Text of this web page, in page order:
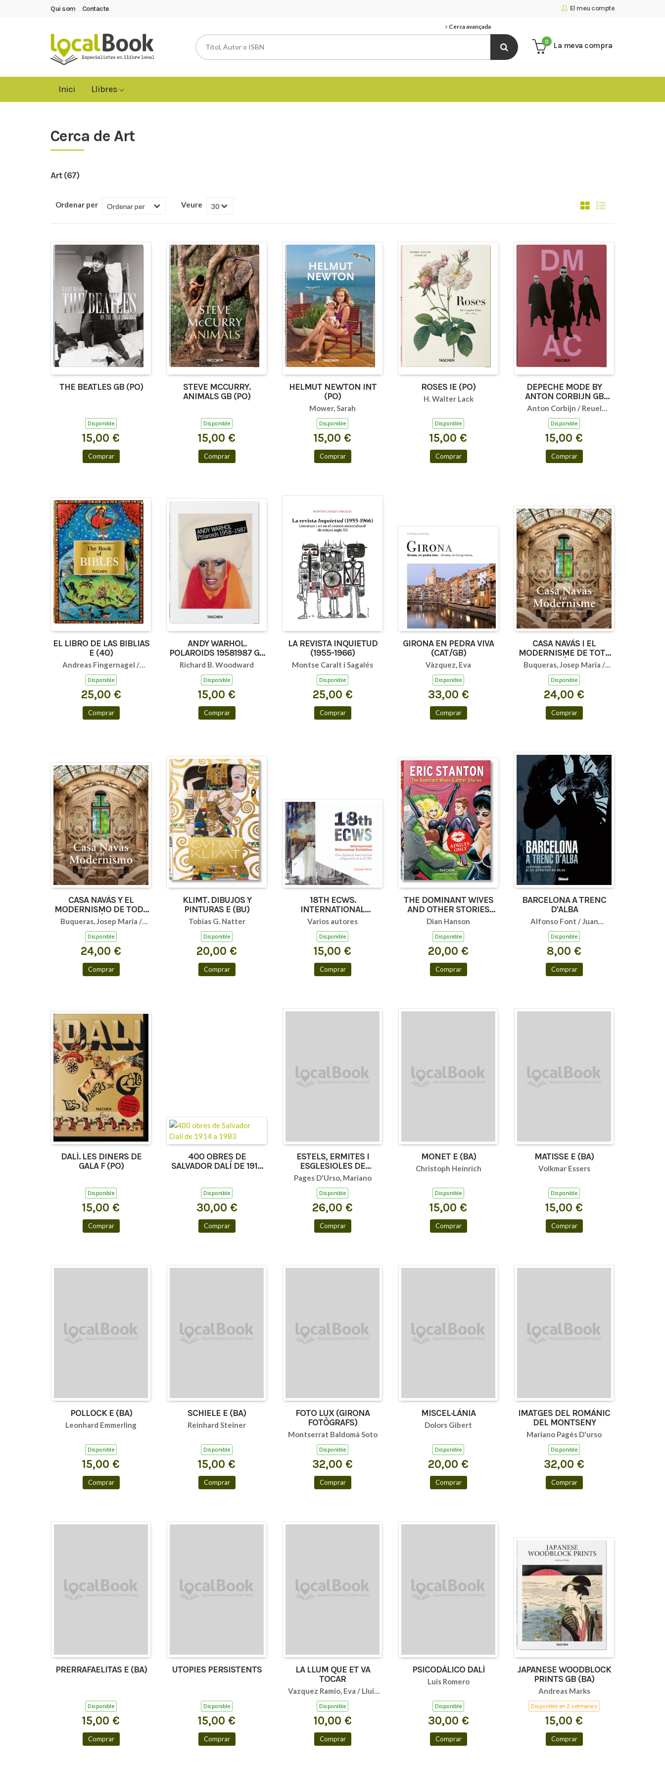
El meu compte
Qui som Contacte
Cerca avançada
La meva compra
0
Inici Llibres
Cerca de Art
Art (67)
Ordenar per Veure
THE BEATLES GB (PO)
Disponible
15,00 €
Comprar
STEVE MCCURRY.
ANIMALS GB (PO)
Disponible
15,00 €
Comprar
HELMUT NEWTON INT
(PO)
Mower, Sarah
Disponible
15,00 €
Comprar
ROSES IE (PO)
H. Walter Lack
Disponible
15,00 €
Comprar
DEPECHE MODE BY
ANTON CORBIJN GB
(PO)
Anton Corbijn / Reuel
Golden
Disponible
15,00 €
Comprar
EL LIBRO DE LAS BIBLIAS
E (40)
Andreas Fingernagel /
Christian Gastgeber /
Stephan Füssel
Disponible
25,00 €
Comprar
ANDY WARHOL.
POLAROIDS 19581987 GB
(PO)
Richard B. Woodward
Disponible
15,00 €
Comprar
LA REVISTA INQUIETUD
(1955-1966)
Montse Caralt i Sagalés
Disponible
25,00 €
Comprar
GIRONA EN PEDRA VIVA
(CAT/GB)
Vàzquez, Eva
Disponible
33,00 €
Comprar
CASA NAVÀS I EL
MODERNISME DE TOTA
LA PROVÍNCIA DE
TARRAGONA CAT/GB
Buqueras, Josep Maria /
Capdevila, Joan / Duch, Joan
Disponible
24,00 €
Comprar
CASA NAVÀS Y EL
MODERNISMO DE TODA
LA PROVÍNCIA DE
TARRAGONA ESP/FR
Buqueras, Josep Maria /
Capdevila, Joan / Duch, Joan
Disponible
24,00 €
Comprar
KLIMT. DIBUJOS Y
PINTURAS E (BU)
Tobias G. Natter
Disponible
20,00 €
Comprar
18TH ECWS.
INTERNATIONAL
WATERCOLOUR
EXHIBITION
Varios autores
Disponible
15,00 €
Comprar
THE DOMINANT WIVES
AND OTHER STORIES
INT (KO)
Dian Hanson
Disponible
20,00 €
Comprar
BARCELONA A TRENC
D'ALBA
Alfonso Font / Juan
Antonio de Blas
Disponible
8,00 €
Comprar
DALÍ. LES DINERS DE
GALA F (PO)
Disponible
15,00 €
Comprar
400 OBRES DE
SALVADOR DALÍ DE 1914
Disponible
30,00 €
Comprar
ESTELS, ERMITES I
ESGLESIOLES DE
COLLSEROLA
Pages D'Urso, Mariano
Disponible
26,00 €
Comprar
MONET E (BA)
Christoph Heinrich
Disponible
15,00 €
Comprar
MATISSE E (BA)
Volkmar Essers
Disponible
15,00 €
Comprar
POLLOCK E (BA)
Leonhard Emmerling
Disponible
15,00 €
Comprar
SCHIELE E (BA)
Reinhard Steiner
Disponible
15,00 €
Comprar
FOTO LUX (GIRONA
FOTÒGRAFS)
Montserrat Baldomà Soto
Disponible
32,00 €
Comprar
MISCEL·LÀNIA
Dolors Gibert
Disponible
20,00 €
Comprar
IMATGES DEL ROMÀNIC
DEL MONTSENY
Mariano Pagès D'urso
Disponible
32,00 €
Comprar
PRERRAFAELITAS E (BA)
Disponible
15,00 €
Comprar
UTOPIES PERSISTENTS
Disponible
15,00 €
Comprar
LA LLUM QUE ET VA
TOCAR
Vazquez Ramio, Eva / Lluis
Estopiñan / Eva Vazquez
Disponible
10,00 €
Comprar
PSICODÁLICO DALÍ
Luis Romero
Disponible
30,00 €
Comprar
JAPANESE WOODBLOCK
PRINTS GB (BA)
Andreas Marks
Disponible en 2 setmanes
15,00 €
Comprar